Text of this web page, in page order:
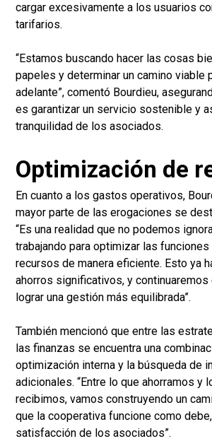
cargar excesivamente a los usuarios
tarifarios.
“Estamos buscando hacer las cosas
papeles y determinar un camino viable
adelante”, comentó Bourdieu,
es garantizar un servicio sostenible y
tranquilidad de los asociados.
Optimización de
En cuanto a los gastos operativos,
mayor parte de las erogaciones se
“Es una realidad que no podemos
trabajando para optimizar las
recursos de manera eficiente. Esto ya
ahorros significativos, y continuaremos
lograr una gestión más equilibrada”.
También mencionó que entre las
las finanzas se encuentra una
optimización interna y la búsqueda de
adicionales. “Entre lo que ahorramos y
recibimos, vamos construyendo un
que la cooperativa funcione como
satisfacción de los asociados”.